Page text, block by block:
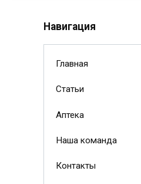
Навигация
Главная
Статьи
Аптека
Наша команда
Контакты